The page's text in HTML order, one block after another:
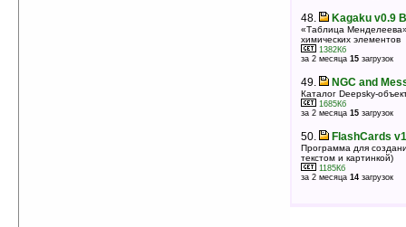
48. Kagaku v0.9
«Таблица
химических элементов
1382Кб
за 2 месяца 15 загрузок
49. NGC and
Каталог Deepsky-
1685Кб
за 2 месяца 15 загрузок
50. FlashCards
Программа для
текстом и картинкой)
1185Кб
за 2 месяца 14 загрузок